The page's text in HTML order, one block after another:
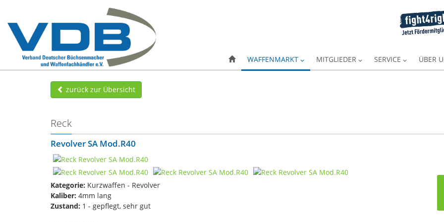
WAFFENMARKT MITGLIEDER SERVICE ÜBER
zurück zur Übersicht
Reck
Revolver SA Mod.R40
Kategorie: Kurzwaffen - Revolver
Kaliber: 4mm lang
Zustand: 1 - gepflegt, sehr gut